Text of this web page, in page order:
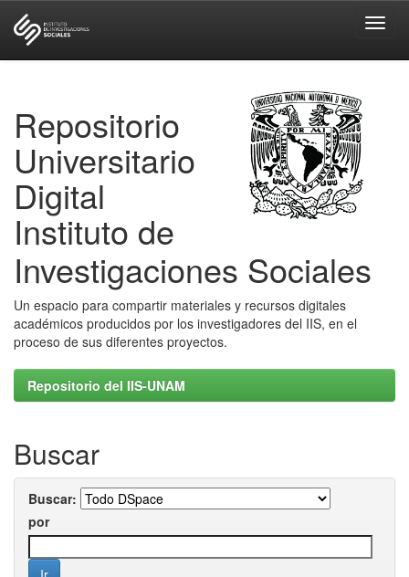
Repositorio
Universitario
Digital
Instituto de
Investigaciones Sociales
Un espacio para compartir materiales y recursos digitales
académicos producidos por los investigadores del IIS, en el
proceso de sus diferentes proyectos.
Repositorio del IIS-UNAM
Buscar
Buscar:
por